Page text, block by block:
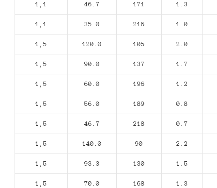
1,1 46.7 171 1.3
1,1 35.0 216 1.0
1,5 120.0 105 2.0
1,5 90.0 137 1.7
1,5 60.0 196 1.2
1,5 56.0 189 0.8
1,5 46.7 218 0.7
1,5 140.0 90 2.2
1,5 93.3 130 1.5
1,5 70.0 168 1.3